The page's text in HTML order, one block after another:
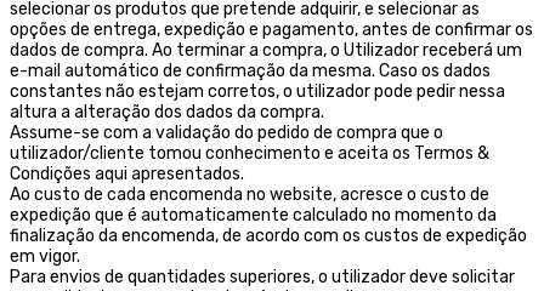
selecionar os produtos que pretende adquirir, e selecionar as
opções de entrega, expedição e pagamento, antes de confirmar os
dados de compra. Ao terminar a compra, o Utilizador receberá um
e-mail automático de confirmação da mesma. Caso os dados
constantes não estejam corretos, o utilizador pode pedir nessa
altura a alteração dos dados da compra.
Assume-se com a validação do pedido de compra que o
utilizador/cliente tomou conhecimento e aceita os Termos &
Condições aqui apresentados.
Ao custo de cada encomenda no website, acresce o custo de
expedição que é automaticamente calculado no momento da
finalização da encomenda, de acordo com os custos de expedição
em vigor.
Para envios de quantidades superiores, o utilizador deve solicitar